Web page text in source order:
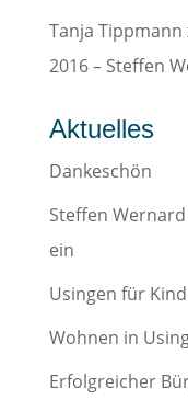
Tanja Tippmann
2016 – Steffen
Aktuelles
Dankeschön
Steffen
ein
Usingen für
Wohnen in
Erfolgreicher